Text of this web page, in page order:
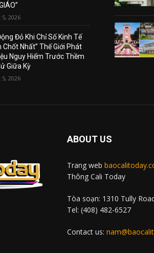
2026
Đỏ Khi Chỉ Số Kinh Tế
Chốt Nhất” Thế Giới Phát
Nguy Hiểm Trước Thềm
Giữa Kỳ
2026
ABOUT US
Trang web
Thông Cali Today
Tòa soạn: 1310 Tully
Tel: (408) 482-6527
Contact us: